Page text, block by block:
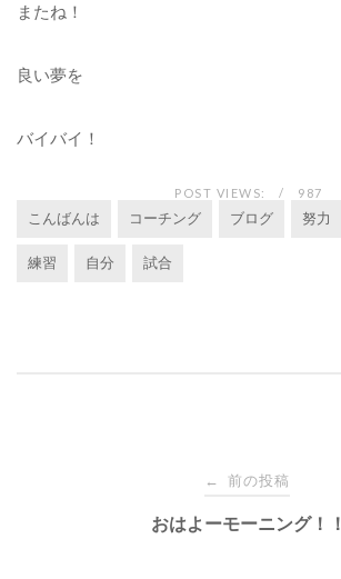
またね！
良い夢を
バイバイ！
POST VIEWS: 987
こんばんは コーチング ブログ 努力
練習 自分 試合
← 前の投稿
おはよーモーニング！！